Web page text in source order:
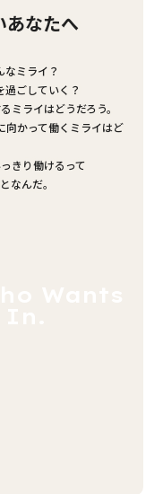
あなたへ
なミライ？
ごしていく？
ミライはどうだろう。
向かって働くミライはど
きり働けるって
なんだ。